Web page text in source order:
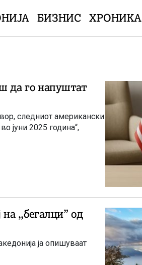
БИЗНИС ХРОНИКА
да го напуштат
следниот американски
јуни 2025 година“,
на ,,бегалци” од
ја опишуваат